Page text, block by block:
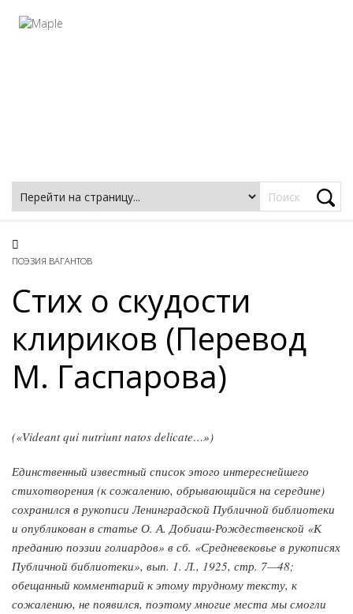
ПОЭЗИЯ ВАГАНТОВ
Стих о скудости
клириков (Перевод
М. Гаспарова)
(«Videant qui nutriunt natos delicate…»)
Единственный известный список этого интереснейшего
стихотворения (к сожалению, обрывающийся на середине)
сохранился в рукописи Ленинградской Публичной библиотеки
и опубликован в статье О. А. Добиаш-Рождественской «К
преданию поэзии голиардов» в сб. «Средневековье в рукописях
Публичной библиотеки», вып. 1. Л., 1925, стр. 7—48;
обещанный комментарий к этому трудному тексту, к
сожалению, не появился, поэтому многие места мы смогли